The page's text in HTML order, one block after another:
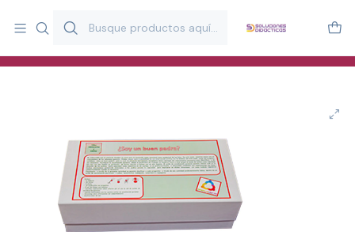
y estimulación infantil en Chile.
Especialistas en recursos educativos para aulas, terapeutas y